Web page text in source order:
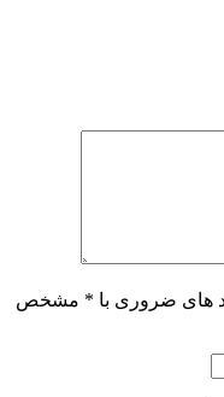
های ضروری با * مشخص